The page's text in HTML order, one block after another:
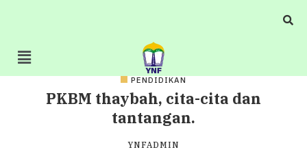
PENDIDIKAN
PKBM thaybah, cita-cita dan
tantangan.
YNFADMIN